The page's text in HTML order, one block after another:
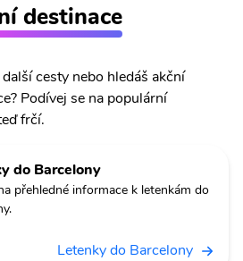
destinace
cesty nebo hledáš akční
Podívej se na populární
frčí.
do Barcelony
přehledné informace k letenkám do
Letenky do Barcelony